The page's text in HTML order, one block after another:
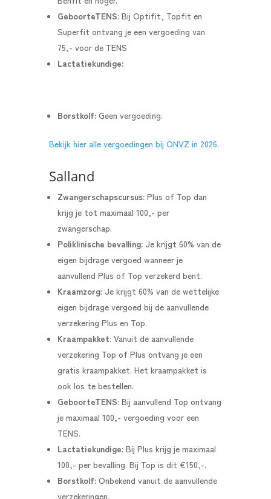
GeboorteTENS: Bij Optifit, Topfit en
Superfit ontvang je een vergoeding van
75,- voor de TENS
Lactatiekundige:
Borstkolf:Geen vergoeding.
Bekijk hier alle vergoedingen bij ONVZ in 2026.
Salland
Zwangerschapscursus: Plus of Top dan
krijg je tot maximaal 100,- per
zwangerschap.
Poliklinische bevalling: Je krijgt 60% van de
eigen bijdrage vergoed wanneer je
aanvullend Plus of Top verzekerd bent.
Kraamzorg: Je krijgt 60% van de wettelijke
eigen bijdrage vergoed bij de aanvullende
verzekering Plus en Top.
Kraampakket: Vanuit de aanvullende
verzekering Top of Plus ontvang je een
gratis kraampakket. Het kraampakket is
ook los te bestellen.
GeboorteTENS: Bij aanvullend Top ontvang
je maximaal 100,- vergoeding voor een
TENS.
Lactatiekundige:Bij Plus krijg je maximaal
100,- per bevalling. Bij Top is dit €150,-.
Borstkolf:Onbekend vanuit de aanvullende
verzekeringen.